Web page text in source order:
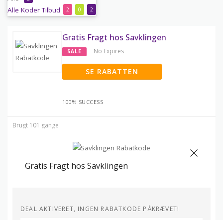
Alle 2
Koder 0
Tilbud 2
Gratis Fragt hos Savklingen
SALE No Expires
SE RABATTEN
100% SUCCESS
Brugt 101 gange
Gratis Fragt hos Savklingen
DEAL AKTIVERET, INGEN RABATKODE PÅKRÆVET!